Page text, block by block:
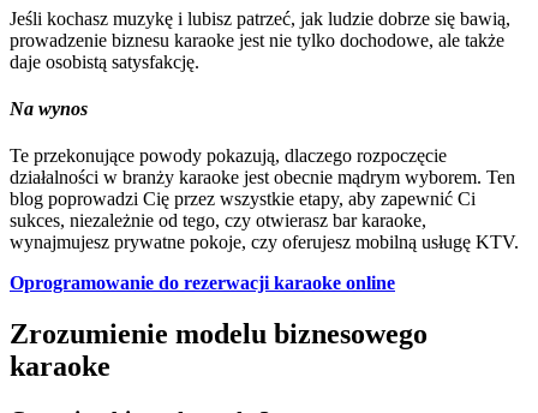
Jeśli kochasz muzykę i lubisz patrzeć, jak ludzie dobrze się bawią,
prowadzenie biznesu karaoke jest nie tylko dochodowe, ale także
daje osobistą satysfakcję.
Na wynos
Te przekonujące powody pokazują, dlaczego rozpoczęcie
działalności w branży karaoke jest obecnie mądrym wyborem. Ten
blog poprowadzi Cię przez wszystkie etapy, aby zapewnić Ci
sukces, niezależnie od tego, czy otwierasz bar karaoke,
wynajmujesz prywatne pokoje, czy oferujesz mobilną usługę KTV.
Oprogramowanie do rezerwacji karaoke online
Zrozumienie modelu biznesowego
karaoke